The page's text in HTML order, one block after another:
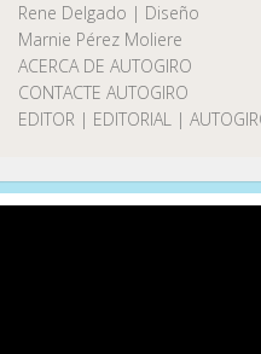
Rene Delgado | Diseño
Marnie Pérez Moliere
ACERCA DE AUTOGIRO
CONTACTE AUTOGIRO
EDITOR | EDITORIAL |